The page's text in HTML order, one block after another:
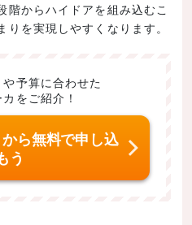
階からハイドアを組み込むこ
を実現しやすくなります。
予算に合わせた
をご紹介！
から無料で申し込
う